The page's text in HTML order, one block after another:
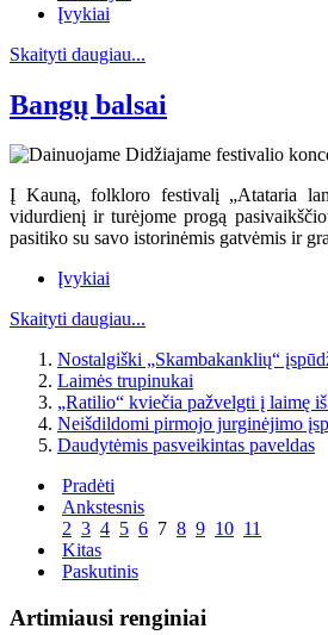
Įvykiai
Skaityti daugiau...
Bangų balsai
Į Kauną, folkloro festivalį „Atataria
vidurdienį ir turėjome progą
pasitiko su savo istorinėmis gatvėmis ir
Įvykiai
Skaityti daugiau...
Nostalgiški „Skambakanklių“
Laimės trupinukai
„Ratilio“ kviečia pažvelgti į laimę
Neišdildomi pirmojo jurginėjimo
Daudytėmis pasveikintas paveldas
Pradėti
Ankstesnis
2 3 4 5 6 7 8 9 10 11
Kitas
Paskutinis
Artimiausi renginiai